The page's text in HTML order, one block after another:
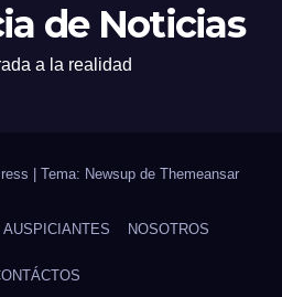
de Noticias
a la realidad
Tema: Newsup de Themeansar
AUSPICIANTES NOSOTROS